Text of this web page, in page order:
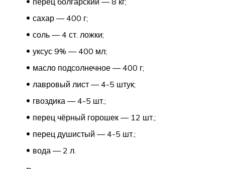
сахар — 400 г;
соль — 4 ст. ложки;
уксус 9% — 400 мл;
масло подсолнечное — 400 г;
лавровый лист — 4-5 штук;
гвоздика — 4-5 шт.;
перец чёрный горошек — 12 шт.;
перец душистый — 4-5 шт.;
вода — 2 л.